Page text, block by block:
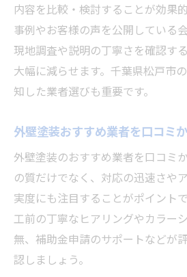
内容を比較・検討することが効果
事例やお客様の声を公開している
現地調査や説明の丁寧さを確認す
大幅に減らせます。千葉県松戸市
知した業者選びも重要です。
外壁塗装おすすめ業者を口コミ
外壁塗装のおすすめ業者を口コミ
の質だけでなく、対応の迅速さや
実度にも注目することがポイント
工前の丁寧なヒアリングやカラー
無、補助金申請のサポートなどが
認しましょう。